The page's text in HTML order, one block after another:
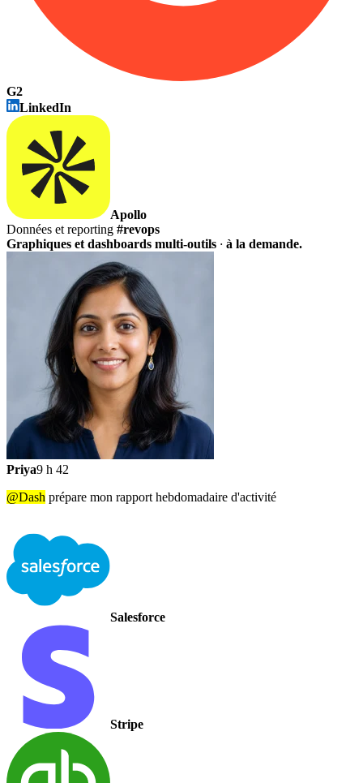
G2
LinkedIn
Apollo
Données et reporting #revops
Graphiques et dashboards multi-outils · à la demande.
Priya9 h 42
@Dash prépare mon rapport hebdomadaire d'activité
Salesforce
Stripe